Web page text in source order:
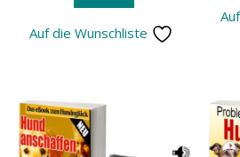
Auf die Wunschliste